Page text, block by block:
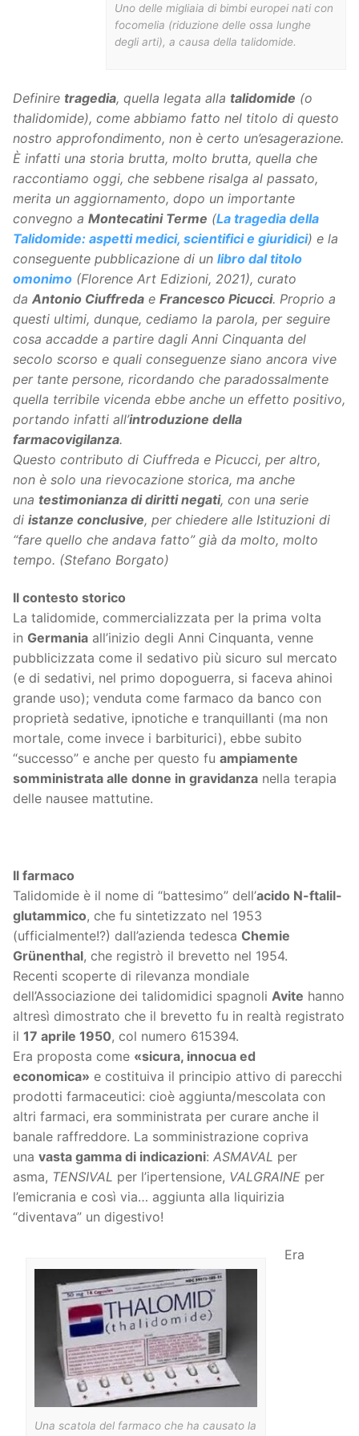
Uno delle migliaia di bimbi europei nati con
focomelia (riduzione delle ossa lunghe
degli arti), a causa della talidomide.
Definire tragedia, quella legata alla talidomide (o
thalidomide), come abbiamo fatto nel titolo di questo
nostro approfondimento, non è certo un’esagerazione.
È infatti una storia brutta, molto brutta, quella che
raccontiamo oggi, che sebbene risalga al passato,
merita un aggiornamento, dopo un importante
convegno a Montecatini Terme (La tragedia della
Talidomide: aspetti medici, scientifici e giuridici) e la
conseguente pubblicazione di un libro dal titolo
omonimo (Florence Art Edizioni, 2021), curato
da Antonio Ciuffreda e Francesco Picucci. Proprio a
questi ultimi, dunque, cediamo la parola, per seguire
cosa accadde a partire dagli Anni Cinquanta del
secolo scorso e quali conseguenze siano ancora vive
per tante persone, ricordando che paradossalmente
quella terribile vicenda ebbe anche un effetto positivo,
portando infatti all’introduzione della
farmacovigilanza.
Questo contributo di Ciuffreda e Picucci, per altro,
non è solo una rievocazione storica, ma anche
una testimonianza di diritti negati, con una serie
di istanze conclusive, per chiedere alle Istituzioni di
“fare quello che andava fatto” già da molto, molto
tempo. (Stefano Borgato)
Il contesto storico
La talidomide, commercializzata per la prima volta
in Germania all’inizio degli Anni Cinquanta, venne
pubblicizzata come il sedativo più sicuro sul mercato
(e di sedativi, nel primo dopoguerra, si faceva ahinoi
grande uso); venduta come farmaco da banco con
proprietà sedative, ipnotiche e tranquillanti (ma non
mortale, come invece i barbiturici), ebbe subito
“successo” e anche per questo fu ampiamente
somministrata alle donne in gravidanza nella terapia
delle nausee mattutine.
Il farmaco
Talidomide è il nome di “battesimo” dell’acido N-ftalil-
glutammico, che fu sintetizzato nel 1953
(ufficialmente!?) dall’azienda tedesca Chemie
Grünenthal, che registrò il brevetto nel 1954.
Recenti scoperte di rilevanza mondiale
dell’Associazione dei talidomidici spagnoli Avite hanno
altresì dimostrato che il brevetto fu in realtà registrato
il 17 aprile 1950, col numero 615394.
Era proposta come «sicura, innocua ed
economica» e costituiva il principio attivo di parecchi
prodotti farmaceutici: cioè aggiunta/mescolata con
altri farmaci, era somministrata per curare anche il
banale raffreddore. La somministrazione copriva
una vasta gamma di indicazioni: ASMAVAL per
asma, TENSIVAL per l’ipertensione, VALGRAINE per
l’emicrania e così via… aggiunta alla liquirizia
“diventava” un digestivo!
Una scatola del farmaco che ha causato la
Era